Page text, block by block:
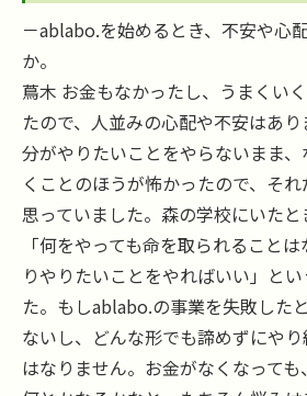
－ablabo.を始めるとき、不安や心
か。
蔦木 お金もなかったし、うまくい
たので、人並みの心配や不安はあ
分がやりたいことをやらないまま
くことのほうが怖かったので、そ
思っていました。森の学校にいた
「何をやっても命を取られること
りやりたいことをやればいい」と
た。もしablabo.の事業を失敗した
ないし、どんな形でも諦めずにや
はなりません。お金がなくなって